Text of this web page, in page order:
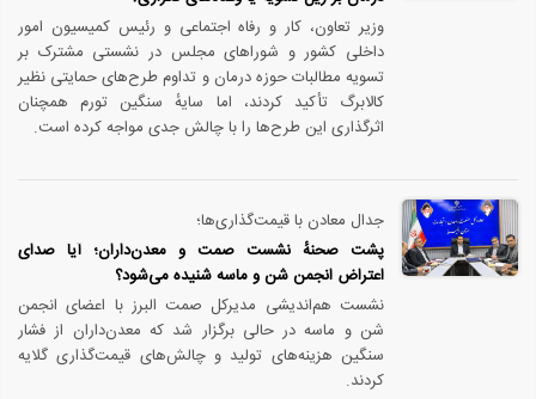
وزیر تعاون، کار و رفاه اجتماعی و رئیس کمیسیون امور
داخلی کشور و شوراهای مجلس در نشستی مشترک بر
تسویه مطالبات حوزه درمان و تداوم طرح‌های حمایتی نظیر
کالابرگ تأکید کردند، اما سایهٔ سنگین تورم همچنان
اثرگذاری این طرح‌ها را با چالش جدی مواجه کرده است.
جدال معادن با قیمت‌گذاری‌ها؛
پشت صحنهٔ نشست صمت و معدن‌داران؛ آیا صدای
اعتراض انجمن شن و ماسه شنیده می‌شود؟
نشست هم‌اندیشی مدیرکل صمت البرز با اعضای انجمن
شن و ماسه در حالی برگزار شد که معدن‌داران از فشار
سنگین هزینه‌های تولید و چالش‌های قیمت‌گذاری گلایه
کردند.